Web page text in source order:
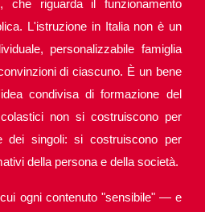
che riguarda il funzionamento
L'istruzione in Italia non è un
personalizzabile famiglia
di ciascuno. È un bene
condivisa di formazione del
non si costruiscono per
dei singoli: si costruiscono per
della persona e della società.
ogni contenuto "sensibile" — e